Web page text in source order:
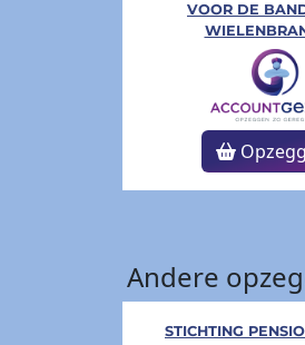
VOOR DE
Andere
STICHTING